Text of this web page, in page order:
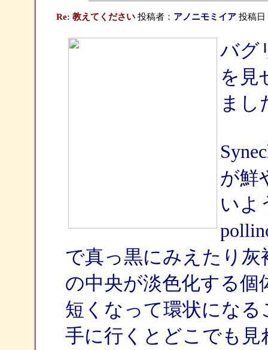
Re: 教えてください投稿者： アノニモミイア投稿日
バグ
を見
まし
が鮮
いよ
で真っ黒にみえたり
の中央が淡色化する個
短くなって環状にな
手に行くとどこでも